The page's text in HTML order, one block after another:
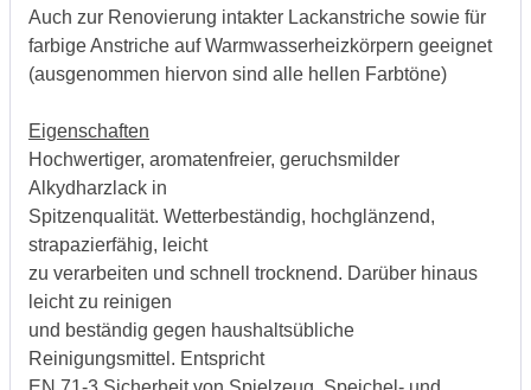
Auch zur Renovierung intakter Lackanstriche sowie für
farbige Anstriche auf Warmwasserheizkörpern geeignet
(ausgenommen hiervon sind alle hellen Farbtöne)
Eigenschaften
Hochwertiger, aromatenfreier, geruchsmilder
Alkydharzlack in
Spitzenqualität. Wetterbeständig, hochglänzend,
strapazierfähig, leicht
zu verarbeiten und schnell trocknend. Darüber hinaus
leicht zu reinigen
und beständig gegen haushaltsübliche
Reinigungsmittel. Entspricht